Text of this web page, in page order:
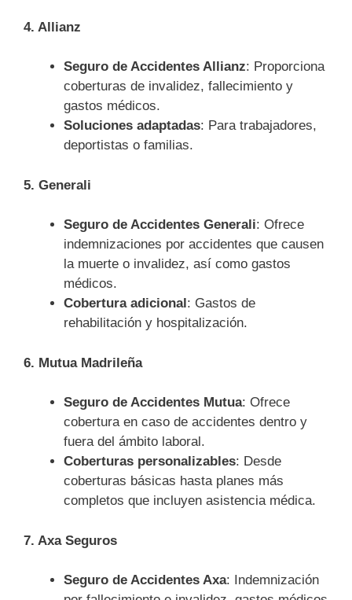
4. Allianz
Seguro de Accidentes Allianz: Proporciona
coberturas de invalidez, fallecimiento y
gastos médicos.
Soluciones adaptadas: Para trabajadores,
deportistas o familias.
5. Generali
Seguro de Accidentes Generali: Ofrece
indemnizaciones por accidentes que causen
la muerte o invalidez, así como gastos
médicos.
Cobertura adicional: Gastos de
rehabilitación y hospitalización.
6. Mutua Madrileña
Seguro de Accidentes Mutua: Ofrece
cobertura en caso de accidentes dentro y
fuera del ámbito laboral.
Coberturas personalizables: Desde
coberturas básicas hasta planes más
completos que incluyen asistencia médica.
7. Axa Seguros
Seguro de Accidentes Axa: Indemnización